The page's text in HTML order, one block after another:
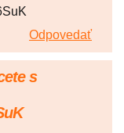
Odpovedať
s